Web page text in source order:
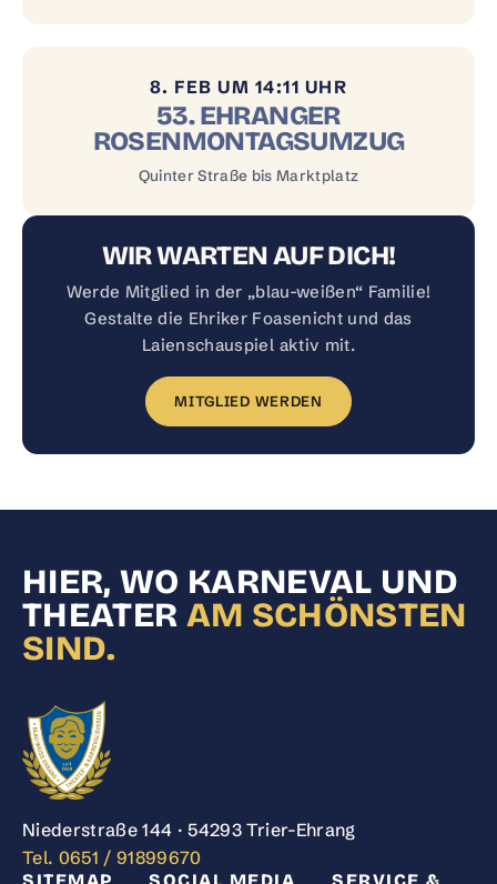
8. FEB UM 14:11 UHR
53. EHRANGER
ROSENMONTAGSUMZUG
Quinter Straße bis Marktplatz
WIR WARTEN AUF DICH!
Werde Mitglied in der „blau-weißen“ Familie!
Gestalte die Ehriker Foasenicht und das
Laienschauspiel aktiv mit.
MITGLIED WERDEN
HIER, WO KARNEVAL UND
THEATER AM SCHÖNSTEN
SIND.
Niederstraße 144 · 54293 Trier-Ehrang
Tel. 0651 / 91899670